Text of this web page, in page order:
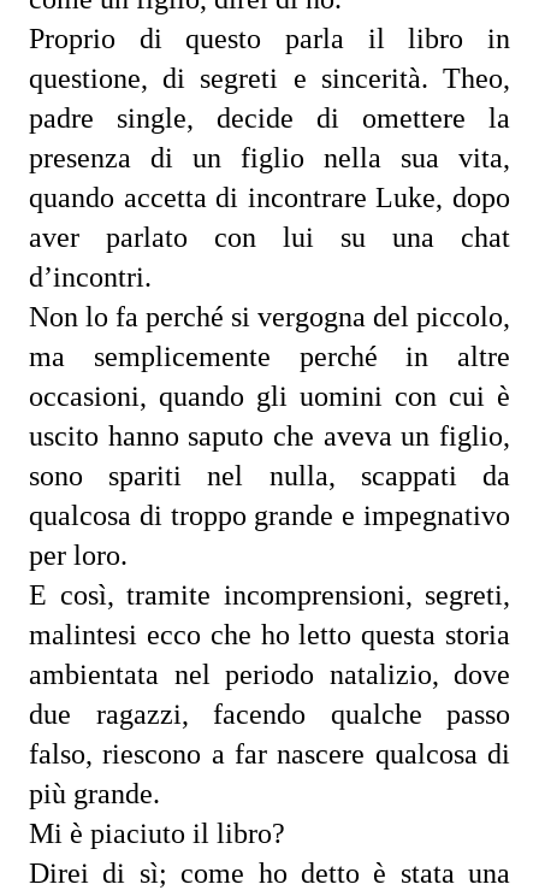
Proprio di questo parla il libro in
questione, di segreti e sincerità. Theo,
padre single, decide di omettere la
presenza di un figlio nella sua vita,
quando accetta di incontrare Luke, dopo
aver parlato con lui su una chat
d’incontri.
Non lo fa perché si vergogna del piccolo,
ma semplicemente perché in altre
occasioni, quando gli uomini con cui è
uscito hanno saputo che aveva un figlio,
sono spariti nel nulla, scappati da
qualcosa di troppo grande e impegnativo
per loro.
E così, tramite incomprensioni, segreti,
malintesi ecco che ho letto questa storia
ambientata nel periodo natalizio, dove
due ragazzi, facendo qualche passo
falso, riescono a far nascere qualcosa di
più grande.
Mi è piaciuto il libro?
Direi di sì; come ho detto è stata una